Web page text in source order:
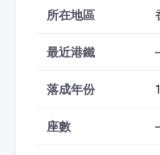
所在地區
最近港鐵
落成年份
座數